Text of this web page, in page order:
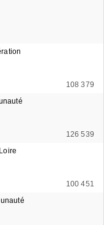
108 379
126 539
100 451